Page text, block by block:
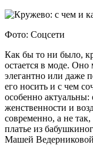
Фото: Соцсети
Как бы то ни было,
остается в моде. Оно
элегантно или даже
его носить и с чем
особенно актуальны:
женственности и
современно, а не
платье из
Машей